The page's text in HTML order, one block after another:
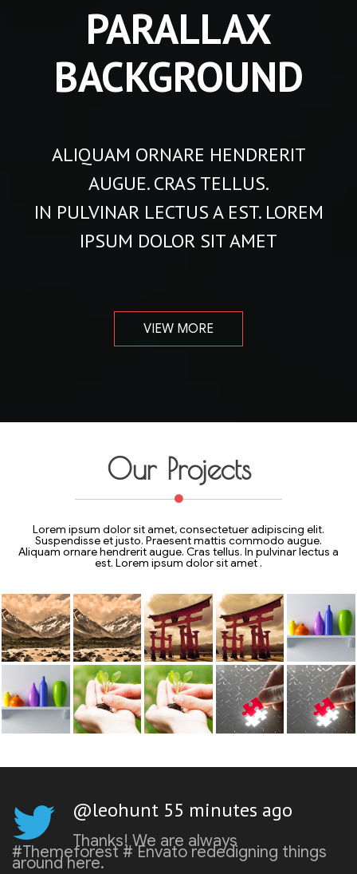
PARALLAX
BACKGROUND
ALIQUAM ORNARE HENDRERIT
AUGUE. CRAS TELLUS.
IN PULVINAR LECTUS A EST. LOREM
IPSUM DOLOR SIT AMET
VIEW MORE
Our Projects
Lorem ipsum dolor sit amet, consectetuer adipiscing elit.
Suspendisse et justo. Praesent mattis commodo augue.
Aliquam ornare hendrerit augue. Cras tellus. In pulvinar lectus a
est. Lorem ipsum dolor sit amet .
@leohunt 55 minutes ago
Thanks! We are always
#Themeforest # Envato rededigning things
around here.